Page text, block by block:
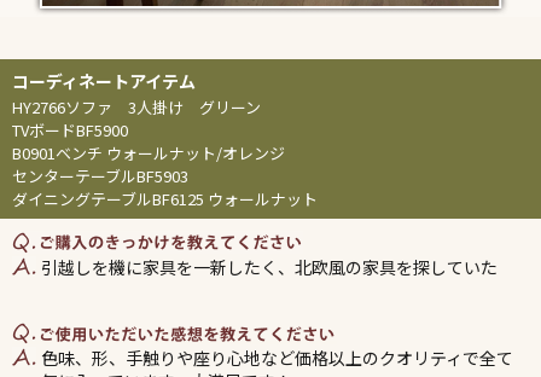
HY2766ソファ 3人掛け グリーン
TVボードBF5900
B0901ベンチ ウォールナット/オレンジ
センターテーブルBF5903
ダイニングテーブルBF6125 ウォールナット
引越しを機に家具を一新したく、北欧風の家具を探していた
色味、形、手触りや座り心地など価格以上のクオリティで全て